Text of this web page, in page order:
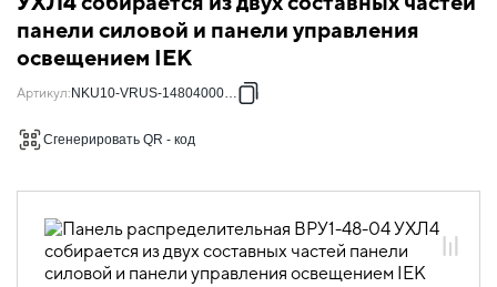
50.02 ВРУ
50.02.02 НКУ ВРУ
Распределительные панели
панели ВРУ-1
панели силовой и панели управления
освещением IEK
Артикул: NKU10-VRUS-14804000-01
Сгенерировать QR - код